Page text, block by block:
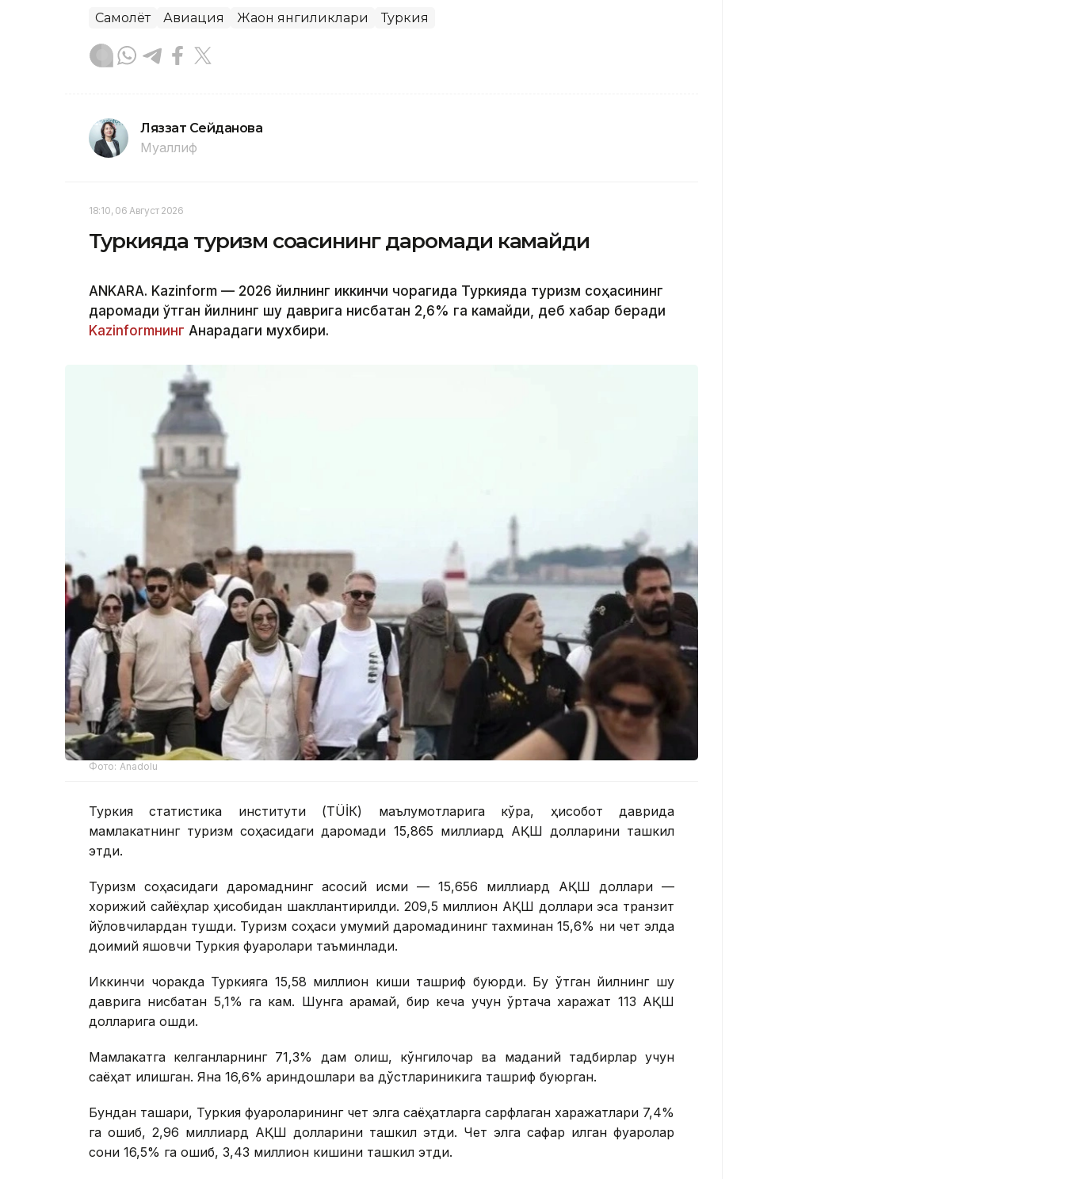
Самолёт Авиация Жаҳон янгиликлари Туркия
Ляззат Сейданова
Муаллиф
18:10, 06 Август 2026
Туркияда туризм соҳасининг даромади камайди
ANKARA. Kazinform — 2026 йилнинг иккинчи чорагида Туркияда туризм соҳасининг
даромади ўтган йилнинг шу даврига нисбатан 2,6% га камайди, деб хабар беради
Kazinformнинг Анқарадаги мухбири.
Фото: Anadolu
Туркия статистика институти (ТÜİК) маълумотларига кўра, ҳисобот даврида
мамлакатнинг туризм соҳасидаги даромади 15,865 миллиард АҚШ долларини ташкил
этди.
Туризм соҳасидаги даромаднинг асосий қисми — 15,656 миллиард АҚШ доллари —
хорижий сайёҳлар ҳисобидан шакллантирилди. 209,5 миллион АҚШ доллари эса транзит
йўловчилардан тушди. Туризм соҳаси умумий даромадининг тахминан 15,6% ни чет элда
доимий яшовчи Туркия фуқаролари таъминлади.
Иккинчи чоракда Туркияга 15,58 миллион киши ташриф буюрди. Бу ўтган йилнинг шу
даврига нисбатан 5,1% га кам. Шунга қарамай, бир кеча учун ўртача харажат 113 АҚШ
долларига ошди.
Мамлакатга келганларнинг 71,3% дам олиш, кўнгилочар ва маданий тадбирлар учун
саёҳат қилишган. Яна 16,6% қариндошлари ва дўстлариникига ташриф буюрган.
Бундан ташқари, Туркия фуқароларининг чет элга саёҳатларга сарфлаган харажатлари 7,4%
га ошиб, 2,96 миллиард АҚШ долларини ташкил этди. Чет элга сафар қилган фуқаролар
сони 16,5% га ошиб, 3,43 миллион кишини ташкил этди.